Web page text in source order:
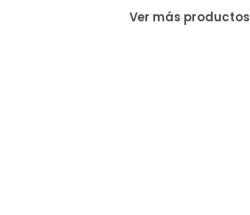
Ver más productos